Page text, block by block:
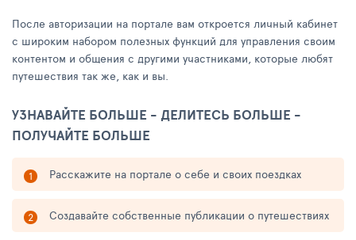
После авторизации на портале вам откроется личный кабинет
с широким набором полезных функций для управления своим
контентом и общения с другими участниками, которые любят
путешествия так же, как и вы.
УЗНАВАЙТЕ БОЛЬШЕ - ДЕЛИТЕСЬ БОЛЬШЕ -
ПОЛУЧАЙТЕ БОЛЬШЕ
Расскажите на портале о себе и своих поездках
Создавайте собственные публикации о путешествиях